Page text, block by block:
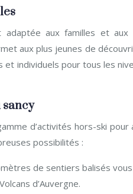
aux familles et
aux plus jeunes de
et individuels pour tous les
sancy
d’activités hors-ski
possibilités :
de sentiers balisés
d’Auvergne.